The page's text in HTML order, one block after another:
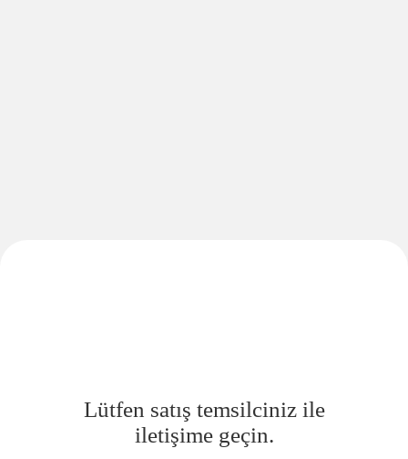
Lütfen satış temsilciniz ile
iletişime geçin.